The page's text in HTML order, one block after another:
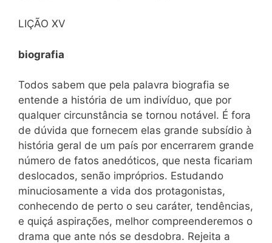
LIÇÃO XV
biografia
Todos sabem que pela palavra biografia se
entende a história de um indivíduo, que por
qualquer circunstância se tornou notável. É fora
de dúvida que fornecem elas grande subsídio à
história geral de um país por encerrarem grande
número de fatos anedóticos, que nesta ficariam
deslocados, senão impróprios. Estudando
minuciosamente a vida dos protagonistas,
conhecendo de perto o seu caráter, tendências,
e quiçá aspirações, melhor compreenderemos o
drama que ante nós se desdobra. Rejeita a